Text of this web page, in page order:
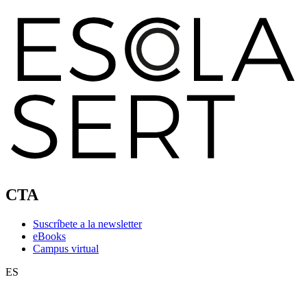
CTA
Suscríbete a la newsletter
eBooks
Campus virtual
ES